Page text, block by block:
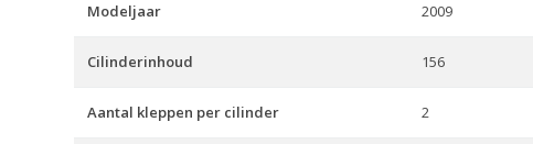
Modeljaar 2009
Cilinderinhoud 156
Aantal kleppen per cilinder 2